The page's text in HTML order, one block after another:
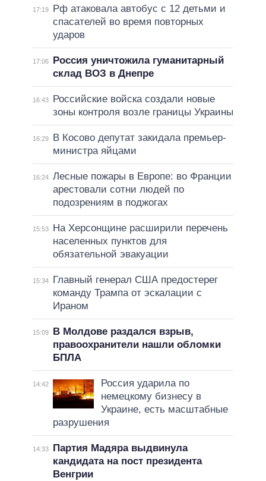
17:19
Рф атаковала автобус с 12 детьми и
спасателей во время повторных
ударов
17:06
Россия уничтожила гуманитарный
склад ВОЗ в Днепре
16:43
Российские войска создали новые
зоны контроля возле границы Украины
16:29
В Косово депутат закидала премьер-
министра яйцами
16:24 Лесные пожары в Европе: во Франции
арестовали сотни людей по
подозрениям в поджогах
15:53
На Херсонщине расширили перечень
населенных пунктов для
обязательной эвакуации
15:34
Главный генерал США предостерег
команду Трампа от эскалации с
Ираном
15:09
В Молдове раздался взрыв,
правоохранители нашли обломки
БПЛА
14:42
Россия ударила по
немецкому бизнесу в
Украине, есть масштабные
разрушения
14:33
Партия Мадяра выдвинула
кандидата на пост президента
Венгрии